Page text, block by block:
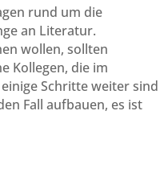
rund um die
an Literatur.
wollen, sollten
Kollegen, die im
Schritte weiter sind
Fall aufbauen, es ist